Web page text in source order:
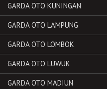
GARDA OTO KUNINGAN
GARDA OTO LAMPUNG
GARDA OTO LOMBOK
GARDA OTO LUWUK
GARDA OTO MADIUN